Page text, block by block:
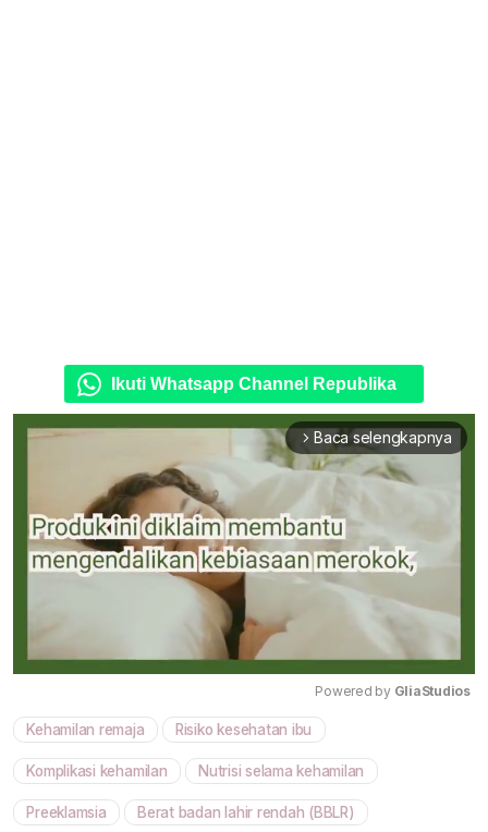
Ikuti Whatsapp Channel Republika
arrow_forward_ios Baca selengkapnya
Powered by GliaStudios
Kehamilan remaja Risiko kesehatan ibu
Komplikasi kehamilan Nutrisi selama kehamilan
Preeklamsia Berat badan lahir rendah (BBLR)